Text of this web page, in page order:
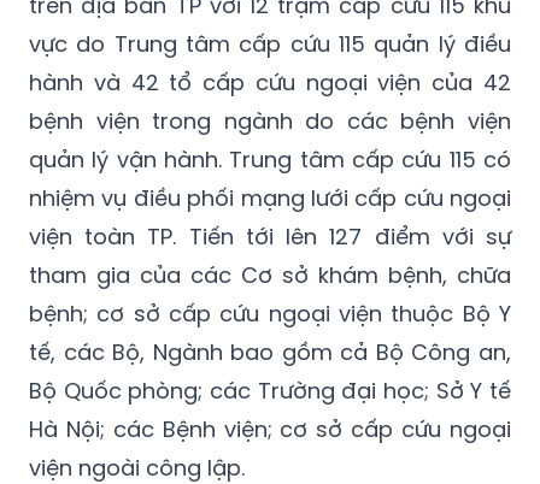
vực do Trung tâm cấp cứu 115 quản lý điều
hành và 42 tổ cấp cứu ngoại viện của 42
bệnh viện trong ngành do các bệnh viện
quản lý vận hành. Trung tâm cấp cứu 115 có
nhiệm vụ điều phối mạng lưới cấp cứu ngoại
viện toàn TP. Tiến tới lên 127 điểm với sự
tham gia của các Cơ sở khám bệnh, chữa
bệnh; cơ sở cấp cứu ngoại viện thuộc Bộ Y
tế, các Bộ, Ngành bao gồm cả Bộ Công an,
Bộ Quốc phòng; các Trường đại học; Sở Y tế
Hà Nội; các Bệnh viện; cơ sở cấp cứu ngoại
viện ngoài công lập.